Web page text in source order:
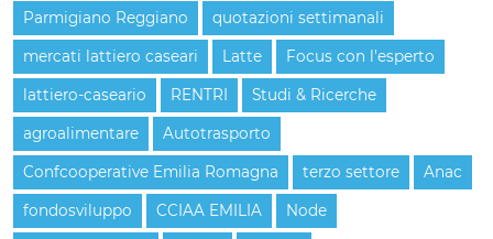
Parmigiano Reggiano quotazioni settimanali
mercati lattiero caseari Latte Focus con l'esperto
lattiero-caseario RENTRI Studi & Ricerche
agroalimentare Autotrasporto
Confcooperative Emilia Romagna terzo settore Anac
fondosviluppo CCIAA EMILIA Node